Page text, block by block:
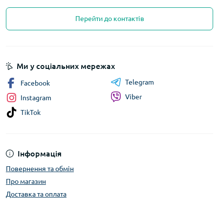
Перейти до контактів
Інформація
Повернення та обмін
Про магазин
Доставка та оплата
Ми у соціальних мережах
Facebook
Instagram
TikTok
Telegram
Viber